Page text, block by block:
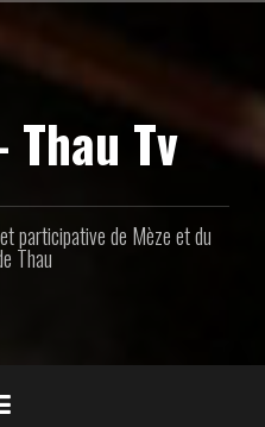
Thau Tv
participative de Mèze et du
Thau